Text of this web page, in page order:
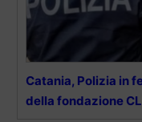
Catania, Polizia in
della fondazione